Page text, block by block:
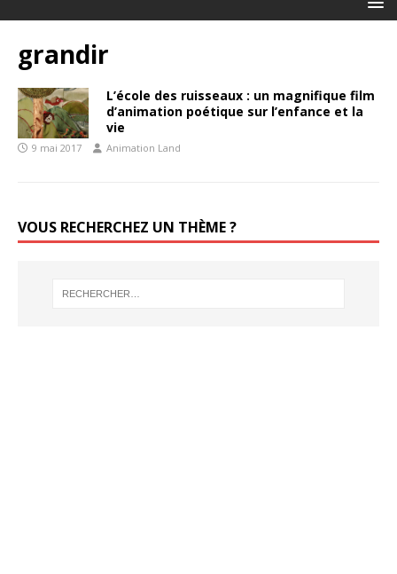
grandir
L’école des ruisseaux : un magnifique film
d’animation poétique sur l’enfance et la
vie
9 mai 2017 Animation Land
VOUS RECHERCHEZ UN THÈME ?